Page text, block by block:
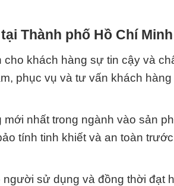
Thành phố Hồ Chí Minh
khách hàng sự tin cậy và
phục vụ và tư vấn khách
nhất trong ngành vào sản
tính tinh khiết và an toàn
sử dụng và đồng thời đạt